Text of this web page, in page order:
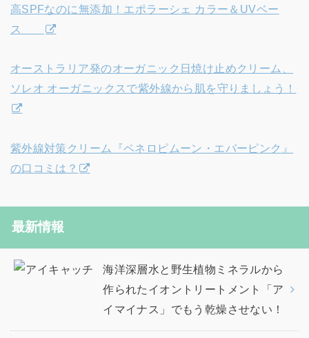
高SPFなのに無添加！エポラーシェ カラー＆UVベー
ス
オーストラリア発のオーガニック日焼け止めクリーム、
ソレオ オーガニックスで紫外線から肌を守りましょう！
紫外線対策クリーム『ペネロピムーン・エバーピンク』
の口コミは？
最新情報
海洋深層水と野生植物ミネラルから
作られたイオントリートメント「ア
イマイナス」でもう乾燥させない！